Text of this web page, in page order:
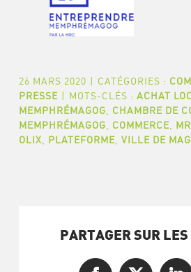
26 MARS 2020 | CATÉGORIES :
PRESSE | MOTS-CLÉS : ACHAT
MEMPHRÉMAGOG
CHAMBRE DE
MEMPHRÉMAGOG
COMMERCE,
OLIX
PLATEFORME, VILLE DE
PARTAGER SUR